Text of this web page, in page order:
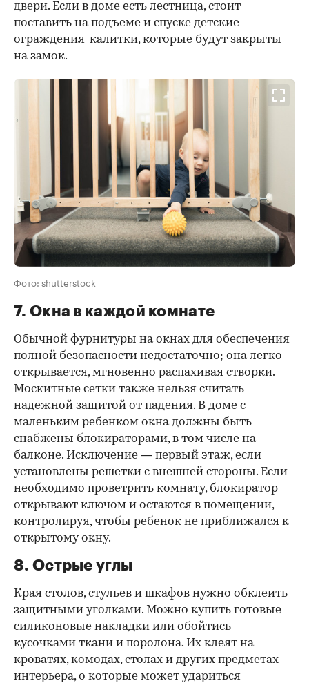
двери. Если в доме есть лестница, стоит
поставить на подъеме и спуске детские
ограждения-калитки, которые будут закрыты
на замок.
Фото: shutterstock
7. Окна в каждой комнате
Обычной фурнитуры на окнах для обеспечения
полной безопасности недостаточно; она легко
открывается, мгновенно распахивая створки.
Москитные сетки также нельзя считать
надежной защитой от падения. В доме с
маленьким ребенком окна должны быть
снабжены блокираторами, в том числе на
балконе. Исключение — первый этаж, если
установлены решетки с внешней стороны. Если
необходимо проветрить комнату, блокиратор
открывают ключом и остаются в помещении,
контролируя, чтобы ребенок не приближался к
открытому окну.
8. Острые углы
Края столов, стульев и шкафов нужно обклеить
защитными уголками. Можно купить готовые
силиконовые накладки или обойтись
кусочками ткани и поролона. Их клеят на
кроватях, комодах, столах и других предметах
интерьера, о которые может удариться